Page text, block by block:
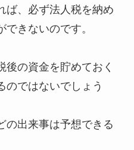
ば、必ず法人税を納め
きないのです。
後の資金を貯めておく
のではないでしょう
の出来事は予想できる